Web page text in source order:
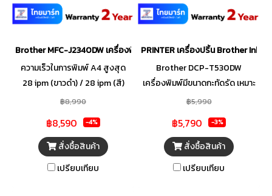
Brother MFC-J2340DW เครื่องพิมพ์มัลติฟังก์ชันอิงค์เจ็ท
ความเร็วในการพิมพ์ A4 สูงสุด
28 ipm (ขาวดำ) / 28 ipm (สี)
WiFi, AirPrint, Mopria, WiFi
หน้าอัตโนมัติ (Duplex) 50 แผ่น
ป้อนเอกสารอัตโนมัติ (ADF) จอ
สัมผัส LCD สีขนาด 2.7 นิ้ว รวม
ตลับหมึกพิมพ์เต็ม พิมพ์ได้สูงสุด
฿8,990
฿8,590 -4%
สั่งซื้อสินค้า
เปรียบเทียบ
PRINTER เครื่องปริ้น Brother Ink
Brother DCP-T530DW
เครื่องพิมพ์มีขนาดกะทัดรัด เหมาะ
สำหรับทั้งที่บ้านและสำนักงาน
บ้าน ทำการพิมพ์ได้อย่างราบรื่น
ไม่มีสะดุด ทำให้คุณทำงานได้อย่าง
มีประสิทธิภาพ สะดวกสบายใน
พื้นที่ของคุณเองและได้ผลลัพธ์ดี
฿5,990
฿5,790 -3%
สั่งซื้อสินค้า
เปรียบเทียบ